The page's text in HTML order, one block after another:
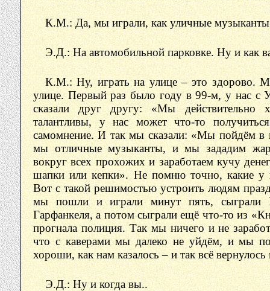
К.М.: Да, мы играли, как уличные
Э.Д.: На автомобильной парковке. Ну и как
К.М.: Ну, играть на улице – это здорово.
улице. Первый раз было году в 99-м, у нас с
сказали друг другу: «Мы
талантливы, у нас может что-то
самомнение. И так мы сказали: «Мы пойдём в
мы отличные музыканты, и мы зададим
вокруг всех прохожих и заработаем кучу
шапки или кепки». Не помню точно, какие у
Вот с такой решимостью устроить людям
мы пошли и играли минут пять, сыграли
Гарфанкеля, а потом сыграли ещё что-то из
прогнала полиция. Так мы ничего и не
что с каверами мы далеко не уйдём, и мы
хороши, как нам казалось – и так всё вернулось
Э.Д.: Ну и когда вы..